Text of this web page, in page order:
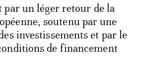
par un léger retour de la
soutenu par une
investissements et par le
de financement